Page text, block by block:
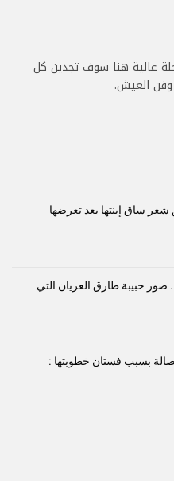
عالية هنا سوف تجدين كل
العيش.
شعر ساق إبنتها بعد تعرضها
صور حبيبة طارق العريان التي
أصالة بسبب فستان خطوبتها :